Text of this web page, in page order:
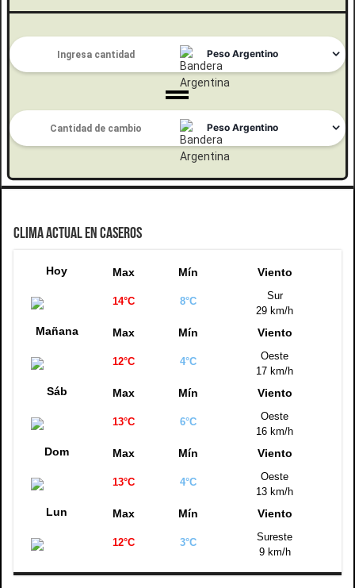
CLIMA ACTUAL EN CASEROS
Hoy Max Mín Viento
14°C 8°C
Sur
29 km/h
Mañana Max Mín Viento
12°C 4°C
Oeste
17 km/h
Sáb Max Mín Viento
13°C 6°C
Oeste
16 km/h
Dom Max Mín Viento
13°C 4°C
Oeste
13 km/h
Lun Max Mín Viento
12°C 3°C
Sureste
9 km/h